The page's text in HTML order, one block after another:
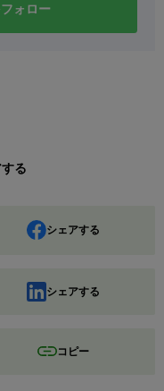
ォロー
る
シェアする
シェアする
コピー